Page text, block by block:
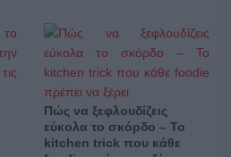
Πώς να ξεφλουδίζεις
εύκολα το σκόρδο – Το
kitchen trick που κάθε